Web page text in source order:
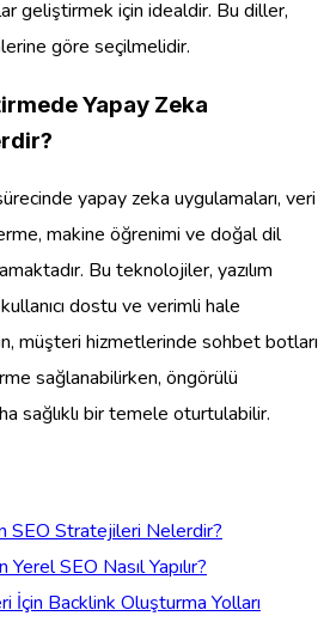
geliştirmek için idealdir. Bu diller,
göre seçilmelidir.
Yapay Zeka
yapay zeka uygulamaları, veri
makine öğrenimi ve doğal dil
Bu teknolojiler, yazılım
dostu ve verimli hale
müşteri hizmetlerinde sohbet botları
sağlanabilirken, öngörülü
sağlıklı bir temele oturtulabilir.
SEO Stratejileri Nelerdir?
SEO Nasıl Yapılır?
İçin Backlink Oluşturma Yolları